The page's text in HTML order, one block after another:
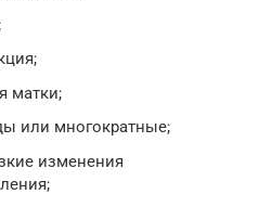
матки;
или многократные;
изменения